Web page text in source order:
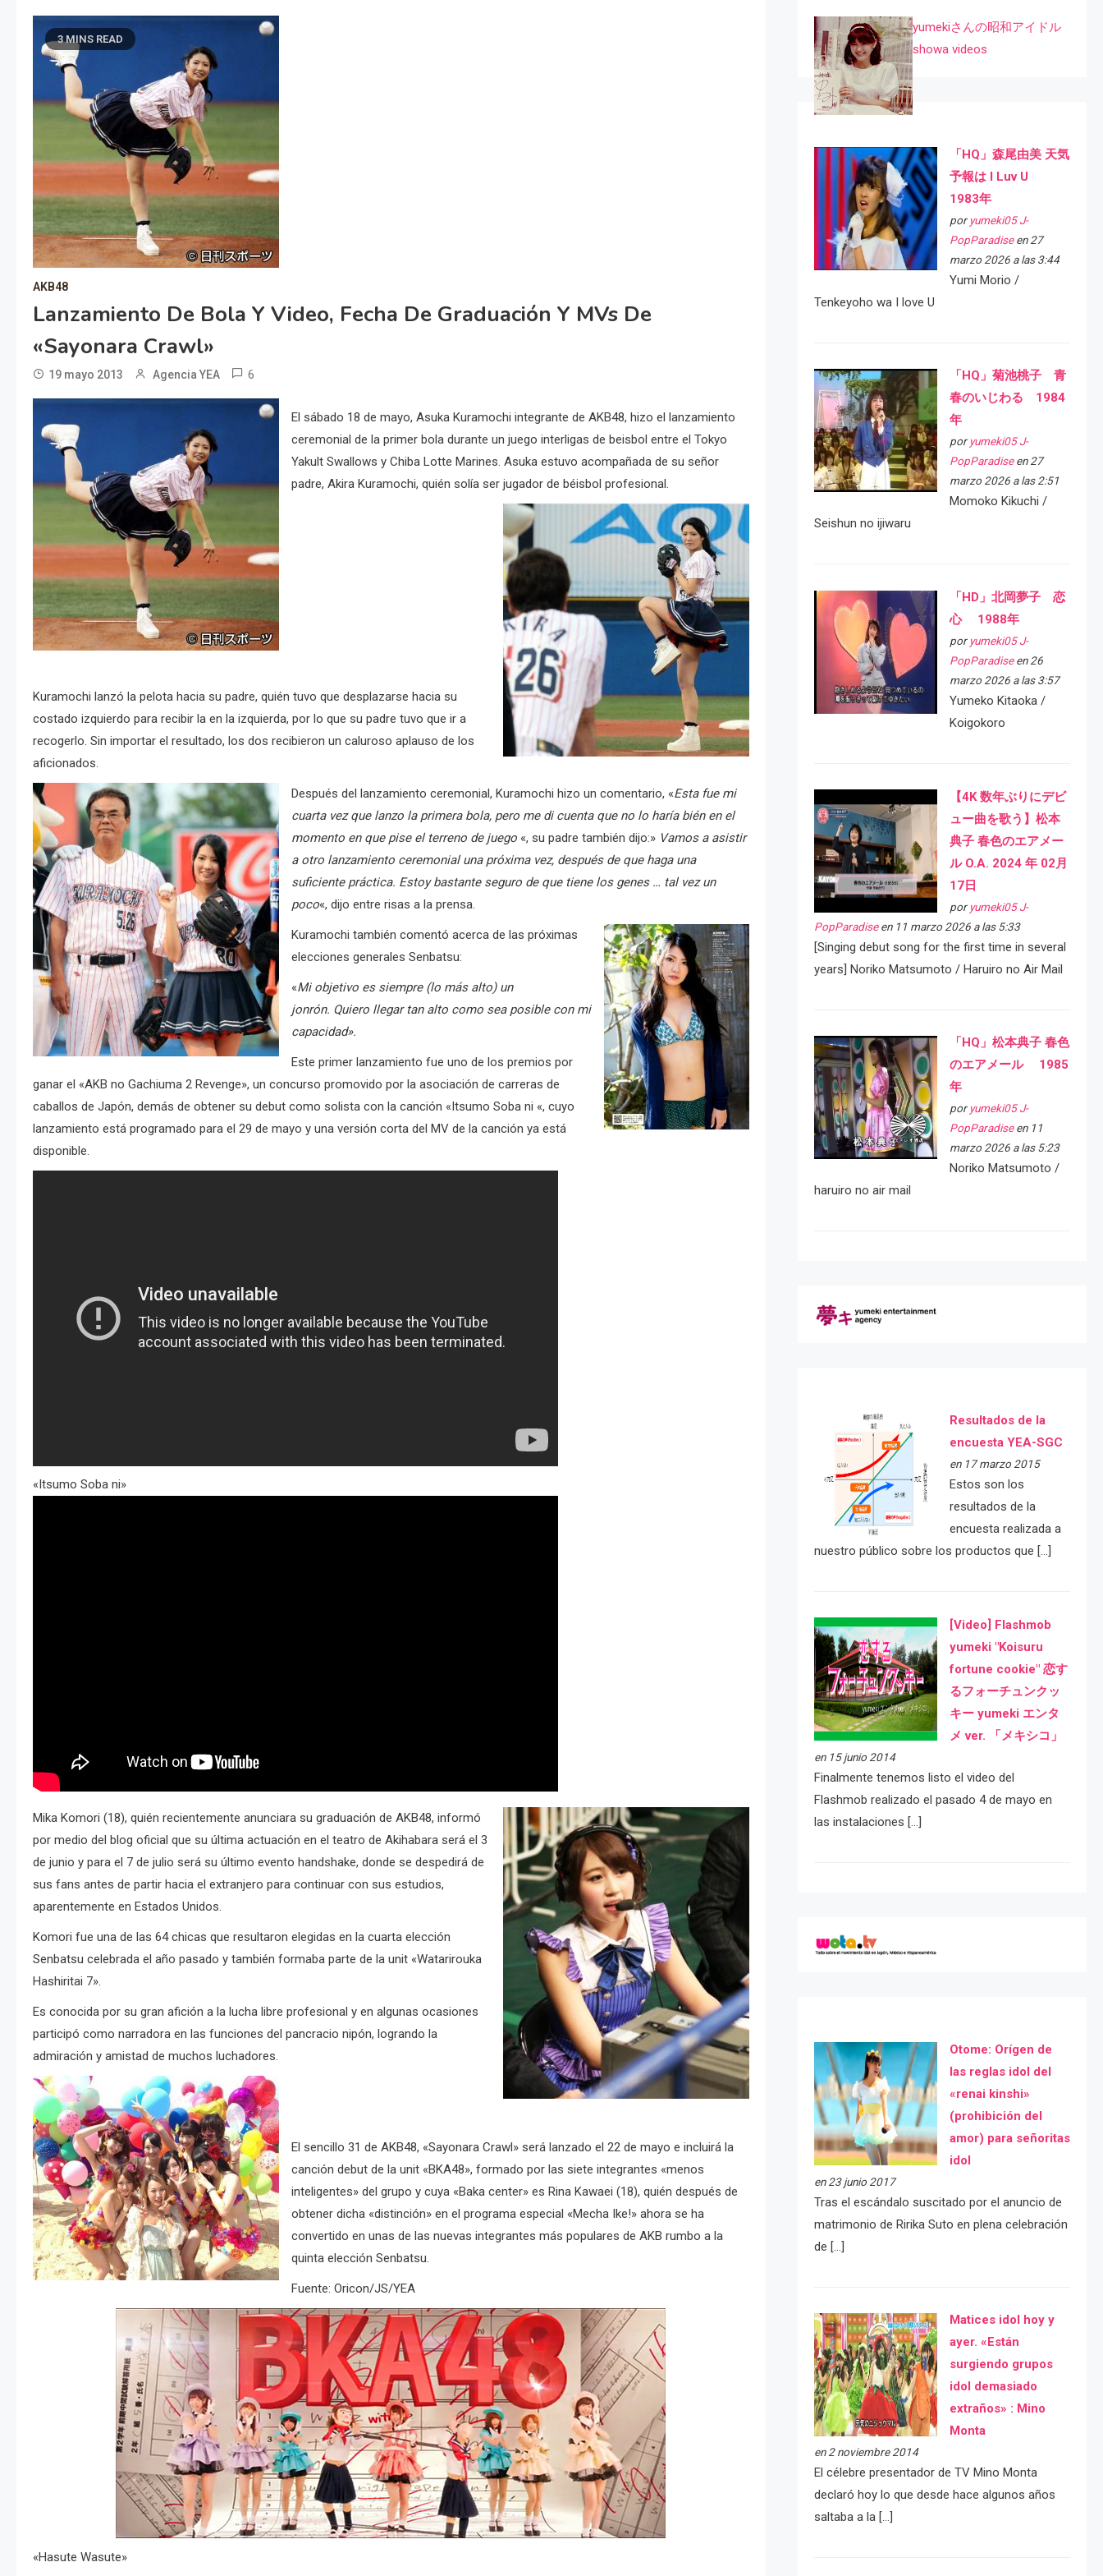
3 MINS READ
AKB48
Lanzamiento De Bola Y Video, Fecha De Graduación Y MVs De
«Sayonara Crawl»
19 mayo 2013 Agencia YEA 6
El sábado 18 de mayo, Asuka Kuramochi integrante de AKB48, hizo el lanzamiento
ceremonial de la primer bola durante un juego interligas de beisbol entre el Tokyo
Yakult Swallows y Chiba Lotte Marines. Asuka estuvo acompañada de su señor
padre, Akira Kuramochi, quién solía ser jugador de béisbol profesional.
Kuramochi lanzó la pelota hacia su padre, quién tuvo que desplazarse hacia su
costado izquierdo para recibir la en la izquierda, por lo que su padre tuvo que ir a
recogerlo. Sin importar el resultado, los dos recibieron un caluroso aplauso de los
aficionados.
Después del lanzamiento ceremonial, Kuramochi hizo un comentario, «Esta fue mi
cuarta vez que lanzo la primera bola, pero me di cuenta que no lo haría bién en el
momento en que pise el terreno de juego «, su padre también dijo:» Vamos a asistir
a otro lanzamiento ceremonial una próxima vez, después de que haga una
suficiente práctica. Estoy bastante seguro de que tiene los genes … tal vez un
poco«, dijo entre risas a la prensa.
Kuramochi también comentó acerca de las próximas
elecciones generales Senbatsu:
«Mi objetivo es siempre (lo más alto) un
jonrón. Quiero llegar tan alto como sea posible con mi
capacidad».
Este primer lanzamiento fue uno de los premios por
ganar el «AKB no Gachiuma 2 Revenge», un concurso promovido por la asociación de carreras de
caballos de Japón, demás de obtener su debut como solista con la canción «Itsumo Soba ni «, cuyo
lanzamiento está programado para el 29 de mayo y una versión corta del MV de la canción ya está
disponible.
«Itsumo Soba ni»
Mika Komori (18), quién recientemente anunciara su graduación de AKB48, informó
por medio del blog oficial que su última actuación en el teatro de Akihabara será el 3
de junio y para el 7 de julio será su último evento handshake, donde se despedirá de
sus fans antes de partir hacia el extranjero para continuar con sus estudios,
aparentemente en Estados Unidos.
Komori fue una de las 64 chicas que resultaron elegidas en la cuarta elección
Senbatsu celebrada el año pasado y también formaba parte de la unit «Watarirouka
Hashiritai 7».
Es conocida por su gran afición a la lucha libre profesional y en algunas ocasiones
participó como narradora en las funciones del pancracio nipón, logrando la
admiración y amistad de muchos luchadores.
El sencillo 31 de AKB48, «Sayonara Crawl» será lanzado el 22 de mayo e incluirá la
canción debut de la unit «BKA48», formado por las siete integrantes «menos
inteligentes» del grupo y cuya «Baka center» es Rina Kawaei (18), quién después de
obtener dicha «distinción» en el programa especial «Mecha Ike!» ahora se ha
convertido en unas de las nuevas integrantes más populares de AKB rumbo a la
quinta elección Senbatsu.
Fuente: Oricon/JS/YEA
«Hasute Wasute»
yumekiさんの昭和アイドル
showa videos
「HQ」森尾由美 天気
予報は I Luv U
1983年
por yumeki05 J-
PopParadiseen 27
marzo 2026 a las 3:44
Yumi Morio /
Tenkeyoho wa I love U
「HQ」菊池桃子 青
春のいじわる 1984
年
por yumeki05 J-
PopParadiseen 27
marzo 2026 a las 2:51
Momoko Kikuchi /
Seishun no ijiwaru
「HD」北岡夢子 恋
心 1988年
por yumeki05 J-
PopParadiseen 26
marzo 2026 a las 3:57
Yumeko Kitaoka /
Koigokoro
【4K 数年ぶりにデビ
ュー曲を歌う】松本
典子 春色のエアメー
ル O.A. 2024 年 02月
17日
por yumeki05 J-
PopParadiseen 11 marzo 2026 a las 5:33
[Singing debut song for the first time in several
years] Noriko Matsumoto / Haruiro no Air Mail
「HQ」松本典子 春色
のエアメール 1985
年
por yumeki05 J-
PopParadiseen 11
marzo 2026 a las 5:23
Noriko Matsumoto /
haruiro no air mail
Resultados de la
encuesta YEA-SGC
en 17 marzo 2015
Estos son los
resultados de la
encuesta realizada a
nuestro público sobre los productos que […]
[Video] Flashmob
yumeki "Koisuru
fortune cookie" 恋す
るフォーチュンクッ
キー yumeki エンタ
メ ver. 「メキシコ」
en 15 junio 2014
Finalmente tenemos listo el video del
Flashmob realizado el pasado 4 de mayo en
las instalaciones […]
Otome: Orígen de
las reglas idol del
«renai kinshi»
(prohibición del
amor) para señoritas
idol
en 23 junio 2017
Tras el escándalo suscitado por el anuncio de
matrimonio de Ririka Suto en plena celebración
de […]
Matices idol hoy y
ayer. «Están
surgiendo grupos
idol demasiado
extraños» : Mino
Monta
en 2 noviembre 2014
El célebre presentador de TV Mino Monta
declaró hoy lo que desde hace algunos años
saltaba a la […]